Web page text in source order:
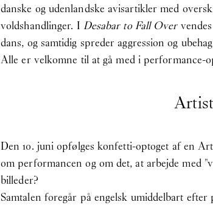
danske og udenlandske avisartikler med
voldshandlinger. I Desabar to Fall Over
dans, og samtidig spreder aggression og
Alle er velkomne til at gå med i performance-
Den 10. juni opfølges konfetti-optoget af en
om performancen og om det, at arbejde med
billeder?
Samtalen foregår på engelsk umiddelbart